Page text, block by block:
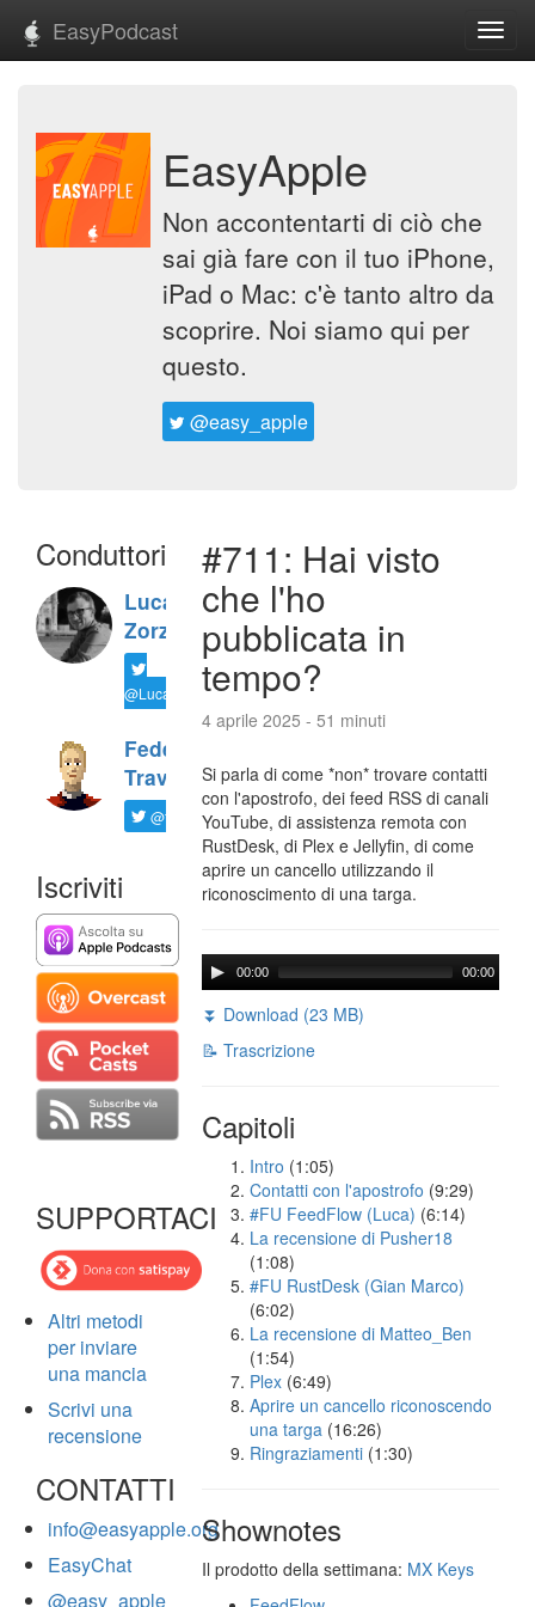
EasyPodcast
EasyApple
Non accontentarti di ciò che
sai già fare con il tuo iPhone,
iPad o Mac: c'è tanto altro da
scoprire. Noi siamo qui per
questo.
@easy_apple
Conduttori
Luca
Zorzi
@LucaTNT
Federico
Travaini
@ftrava
Iscriviti
SUPPORTACI
Altri metodi
per inviare
una mancia
Scrivi una
recensione
CONTATTI
info@easyapple.org
EasyChat
@easy_apple
#711: Hai visto
che l'ho
pubblicata in
tempo?
4 aprile 2025 - 51 minuti
Si parla di come *non* trovare contatti
con l'apostrofo, dei feed RSS di canali
YouTube, di assistenza remota con
RustDesk, di Plex e Jellyfin, di come
aprire un cancello utilizzando il
riconoscimento di una targa.
00:00 00:00
⏬ Download (23 MB)
📝 Trascrizione
Capitoli
Intro (1:05)
Contatti con l'apostrofo (9:29)
#FU FeedFlow (Luca) (6:14)
La recensione di Pusher18
(1:08)
#FU RustDesk (Gian Marco)
(6:02)
La recensione di Matteo_Ben
(1:54)
Plex (6:49)
Aprire un cancello riconoscendo
una targa (16:26)
Ringraziamenti (1:30)
Shownotes
Il prodotto della settimana: MX Keys